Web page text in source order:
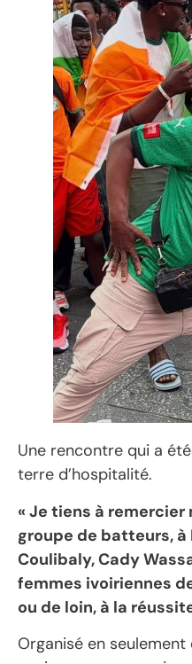
Une rencontre qui a
terre d’hospitalité.
« Je tiens à remercier
groupe de batteurs, à
Coulibaly, Cady
femmes ivoiriennes
ou de loin, à la
Organisé en